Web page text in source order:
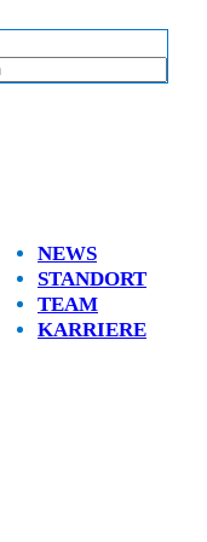
NEWS
STANDORT
TEAM
KARRIERE